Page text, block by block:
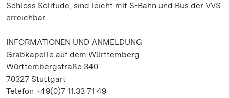
Schloss Solitude, sind leicht mit S-Bahn und Bus der VVS
erreichbar.
INFORMATIONEN UND ANMELDUNG
Grabkapelle auf dem Württemberg
Württembergstraße 340
70327 Stuttgart
Telefon +49(0)7 11.33 71 49